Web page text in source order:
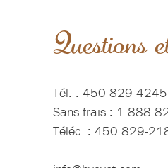
Questions
Tél. : 450 829-4245
Sans frais : 1 888
Téléc. : 450 829-